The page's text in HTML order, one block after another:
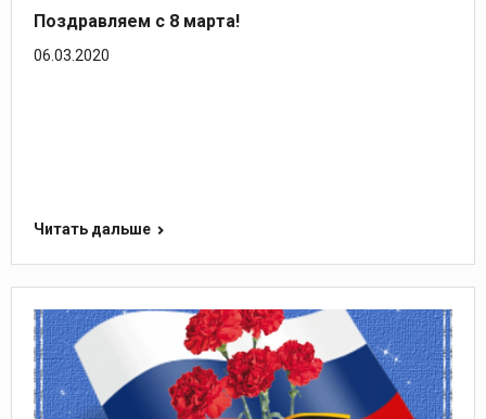
Поздравляем с 8 марта!
06.03.2020
Читать дальше